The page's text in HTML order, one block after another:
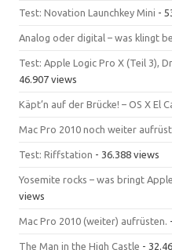
Test: Novation Launchkey Mini -
Analog oder digital – was klingt
Test: Apple Logic Pro X (Teil 3),
46.907 views
Käpt’n auf der Brücke! – OS X El
Mac Pro 2010 noch weiter
Test: Riffstation - 36.388 views
Yosemite rocks – was bringt
views
Mac Pro 2010 (weiter) aufrüsten.
The Man in the High Castle -